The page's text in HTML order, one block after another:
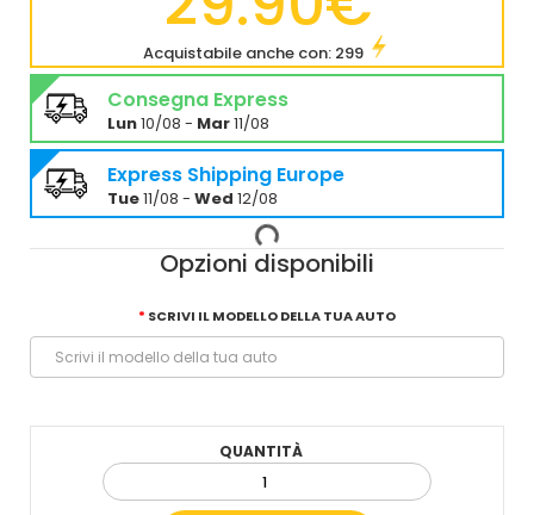
Acquistabile anche con: 299
Consegna Express
Lun10/08 - Mar11/08
Express Shipping Europe
Tue11/08 - Wed 12/08
Opzioni disponibili
SCRIVI IL MODELLO DELLA TUA AUTO
QUANTITÀ